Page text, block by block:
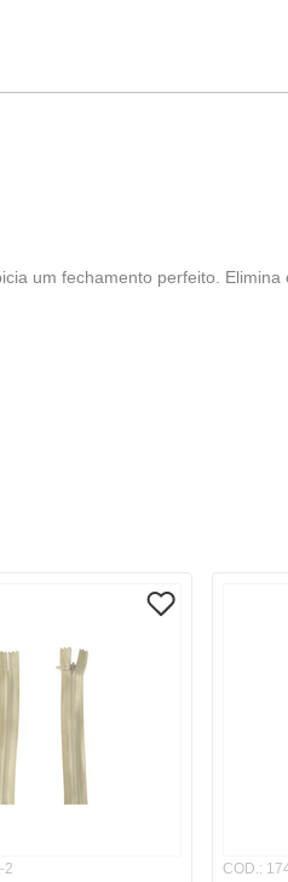
um fechamento perfeito.
2
COD.: